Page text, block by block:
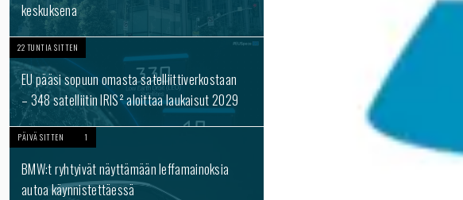
keskuksena
22 TUNTIA SITTEN
EU pääsi sopuun omasta satelliittiverkostaan
– 348 satelliitin IRIS² aloittaa laukaisut 2029
PÄIVÄ SITTEN 1
BMW:t ryhtyivät näyttämään leffamainoksia
autoa käynnistettäessä